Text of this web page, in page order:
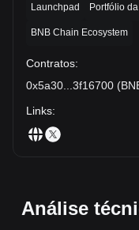
Launchpad Portfólio
BNB Chain Ecosystem
Contratos:
0x5a30
3f16700 (
Links:
Análise